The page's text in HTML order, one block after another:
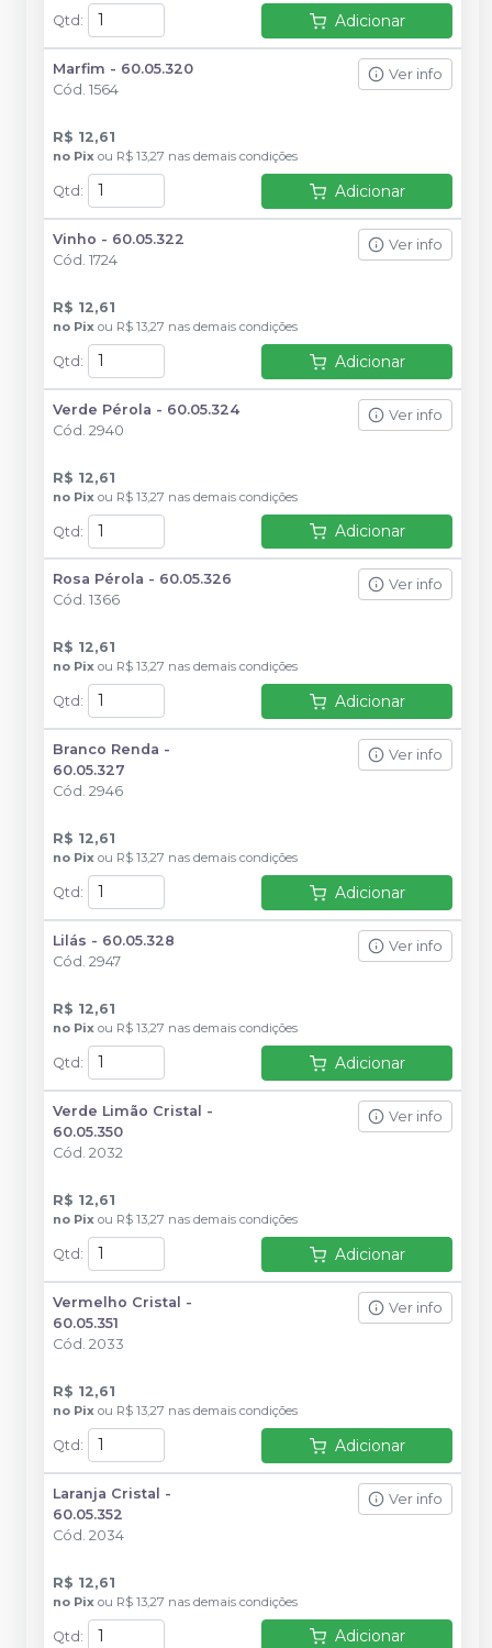
Qtd : Adicionar
Marfim - 60.05.320
Cód. 1564
Ver info
R$ 12,61
no Pix ou R$ 13,27 nas demais condições
Qtd : Adicionar
Vinho - 60.05.322
Cód. 1724
Ver info
R$ 12,61
no Pix ou R$ 13,27 nas demais condições
Qtd : Adicionar
Verde Pérola - 60.05.324
Cód. 2940
Ver info
R$ 12,61
no Pix ou R$ 13,27 nas demais condições
Qtd: Adicionar
Rosa Pérola - 60.05.326
Cód. 1366
Ver info
R$ 12,61
no Pix ou R$ 13,27 nas demais condições
Qtd : Adicionar
Branco Renda -
60.05.327
Cód. 2946
Ver info
R$ 12,61
no Pix ou R$ 13,27 nas demais condições
Qtd : Adicionar
Lilás - 60.05.328
Cód. 2947
Ver info
R$ 12,61
no Pix ou R$ 13,27 nas demais condições
Qtd : Adicionar
Verde Limão Cristal -
60.05.350
Cód. 2032
Ver info
R$ 12,61
no Pix ou R$ 13,27 nas demais condições
Qtd : Adicionar
Vermelho Cristal -
60.05.351
Cód. 2033
Ver info
R$ 12,61
no Pix ou R$ 13,27 nas demais condições
Qtd: Adicionar
Laranja Cristal -
60.05.352
Cód. 2034
Ver info
R$ 12,61
no Pix ou R$ 13,27 nas demais condições
Qtd: Adicionar